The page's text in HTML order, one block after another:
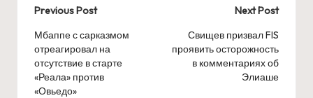
Post
navigation
Previous Post
Мбаппе с сарказмом
отреагировал на
отсутствие в старте
«Реала» против
«Овьедо»
Next Post
Свищев призвал FIS
проявить осторожность
в комментариях об
Элиаше